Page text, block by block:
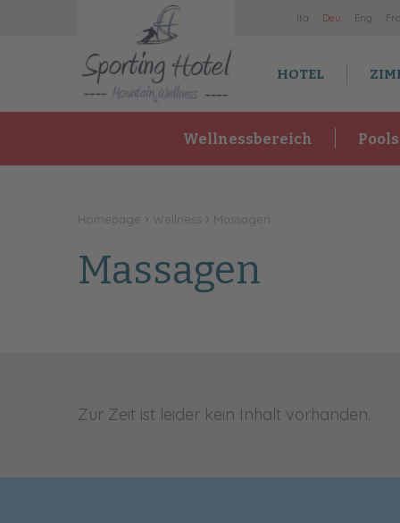
Ita Deu Eng Fr
HOTEL
Wellnessbereich Pools
Homepage Wellness Massagen
Massagen
Zur Zeit ist leider kein Inhalt vorhanden.